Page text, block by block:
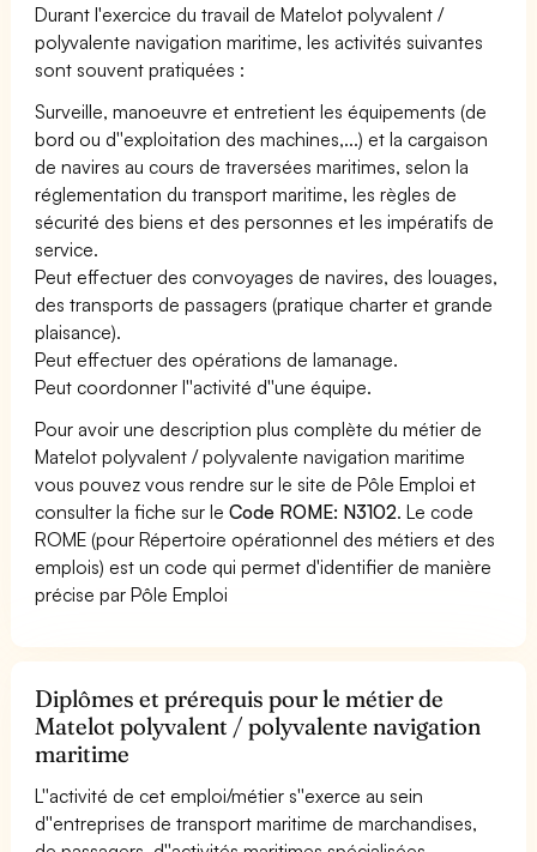
Durant l'exercice du travail de Matelot polyvalent /
polyvalente navigation maritime, les activités suivantes
sont souvent pratiquées :
Surveille, manoeuvre et entretient les équipements (de
bord ou d''exploitation des machines,...) et la cargaison
de navires au cours de traversées maritimes, selon la
réglementation du transport maritime, les règles de
sécurité des biens et des personnes et les impératifs de
service.
Peut effectuer des convoyages de navires, des louages,
des transports de passagers (pratique charter et grande
plaisance).
Peut effectuer des opérations de lamanage.
Peut coordonner l''activité d''une équipe.
Pour avoir une description plus complète du métier de
Matelot polyvalent / polyvalente navigation maritime
vous pouvez vous rendre sur le site de Pôle Emploi et
consulter la fiche sur leCode ROME: N3102. Le code
ROME (pour Répertoire opérationnel des métiers et des
emplois) est un code qui permet d'identifier de manière
précise par Pôle Emploi
Diplômes et prérequis pour le métier de
Matelot polyvalent / polyvalente navigation
maritime
L''activité de cet emploi/métier s''exerce au sein
d''entreprises de transport maritime de marchandises,